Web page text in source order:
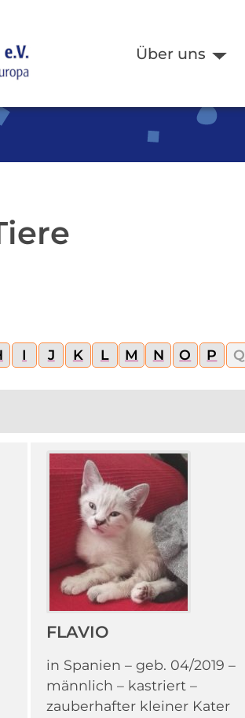
Über uns
I J K L M N O P Q
FLAVIO
in Spanien – geb. 04/2019 –
männlich – kastriert –
zauberhafter kleiner Kater